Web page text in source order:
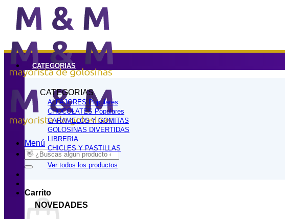
Saltar
contenido
Menú
Buscar
por:
Carrito
CATEGORIAS
CATEGORIAS
ALFAJORES
CHOCOLATES
CARAMELOS Y GOMITAS
GOLOSINAS DIVERTIDAS
LIBRERIA
CHICLES Y PASTILLAS
Ver todos los productos
NOVEDADES